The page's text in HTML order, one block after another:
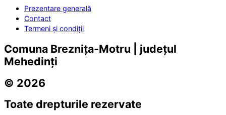
Prezentare generală
Contact
Termeni și condiții
Comuna Breznița-Motru | județul
Mehedinți
© 2026
Toate drepturile rezervate